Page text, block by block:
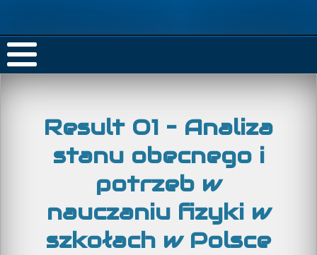
Result O1 – Analiza
stanu obecnego i
potrzeb w
nauczaniu fizyki w
szkołach w Polsce